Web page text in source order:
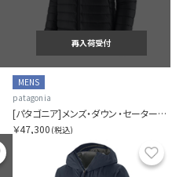
再入荷受付
MENS
patagonia
[パタゴニア]メンズ・ダウン・セーター・フーディ
￥47,300 (税込)
お気に入り